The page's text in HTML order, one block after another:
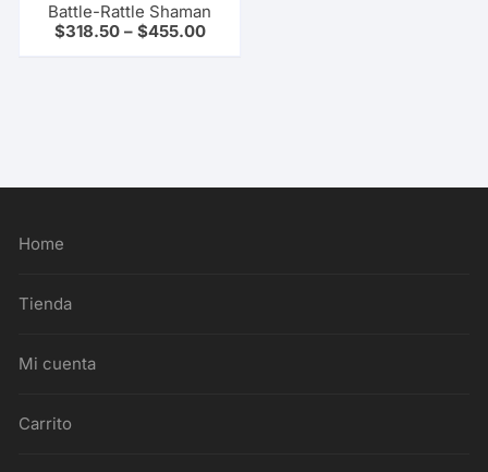
Battle-Rattle Shaman
$318.50– $455.00
Home
Tienda
Mi cuenta
Carrito